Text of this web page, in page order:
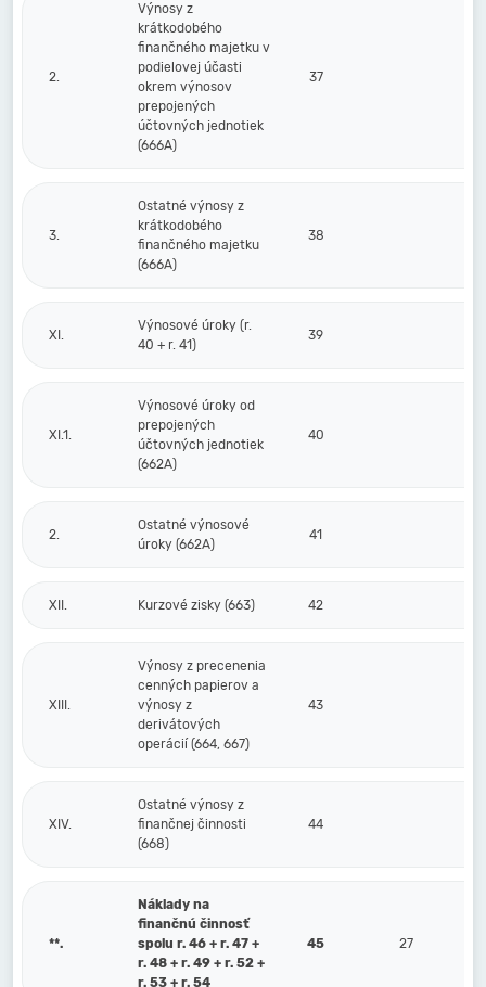
2.
Výnosy z
krátkodobého
finančného majetku v
podielovej účasti
okrem výnosov
prepojených
účtovných jednotiek
(666A)
37
3.
Ostatné výnosy z
krátkodobého
finančného majetku
(666A)
38
XI.
Výnosové úroky (r.
40 + r. 41)
39
XI.1.
Výnosové úroky od
prepojených
účtovných jednotiek
(662A)
40
2.
Ostatné výnosové
úroky (662A)
41
XII. Kurzové zisky (663) 42
XIII.
Výnosy z precenenia
cenných papierov a
výnosy z
derivátových
operácií (664, 667)
43
XIV.
Ostatné výnosy z
finančnej činnosti
(668)
44
**.
Náklady na
finančnú činnosť
spolu r. 46 + r. 47 +
r. 48 + r. 49 + r. 52 +
r. 53 + r. 54
45 27